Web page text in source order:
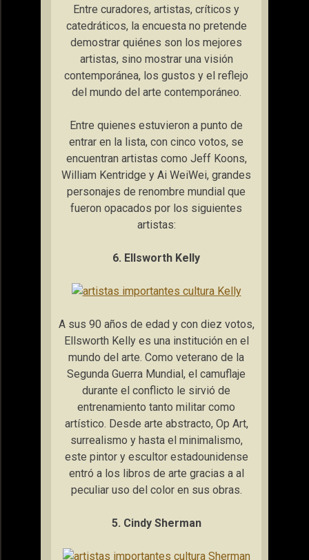
Entre curadores, artistas, críticos y
catedráticos, la encuesta no pretende
demostrar quiénes son los mejores
artistas, sino mostrar una visión
contemporánea, los gustos y el reflejo
del mundo del arte contemporáneo.
Entre quienes estuvieron a punto de
entrar en la lista, con cinco votos, se
encuentran artistas como Jeff Koons,
William Kentridge y Ai WeiWei, grandes
personajes de renombre mundial que
fueron opacados por los siguientes
artistas:
6. Ellsworth Kelly
A sus 90 años de edad y con diez votos,
Ellsworth Kelly es una institución en el
mundo del arte. Como veterano de la
Segunda Guerra Mundial, el camuflaje
durante el conflicto le sirvió de
entrenamiento tanto militar como
artístico. Desde arte abstracto, Op Art,
surrealismo y hasta el minimalismo,
este pintor y escultor estadounidense
entró a los libros de arte gracias a al
peculiar uso del color en sus obras.
5. Cindy Sherman